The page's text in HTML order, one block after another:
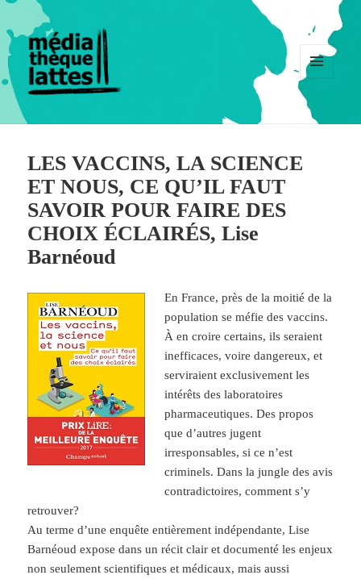
MENU
WIDGETS
LES VACCINS, LA SCIENCE
ET NOUS, CE QU’IL FAUT
SAVOIR POUR FAIRE DES
CHOIX ÉCLAIRÉS, Lise
Barnéoud
En France, près de la moitié de la
population se méfie des vaccins.
À en croire certains, ils seraient
inefficaces, voire dangereux, et
serviraient exclusivement les
intérêts des laboratoires
pharmaceutiques. Des propos
que d’autres jugent
irresponsables, si ce n’est
criminels. Dans la jungle desavis
contradictoires, comment s’y
retrouver?
Au terme d’une enquête entièrement indépendante, Lise
Barnéoud expose dans un récit clair et documenté les enjeux
non seulement scientifiques et médicaux, mais aussi